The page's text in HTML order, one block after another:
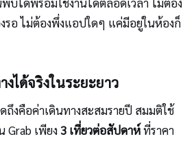
รอ ไม่ต้องพึ่งแอปใดๆ แค่มีอยู่ในห้องก็
ได้จริงในระยะยาว
งคือค่าเดินทางสะสมรายปี สมมติใช้
เพียง 3 เที่ยวต่อสัปดาห์ที่ราคา